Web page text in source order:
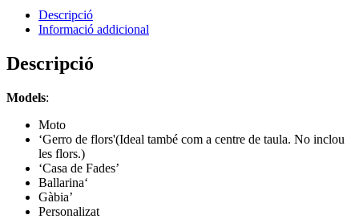
Descripció
Informació addicional
Descripció
Models:
Moto
‘Gerro de flors'(Ideal també com a centre de taula. No inclou
les flors.)
‘Casa de Fades’
Ballarina‘
Gàbia’
Personalizat